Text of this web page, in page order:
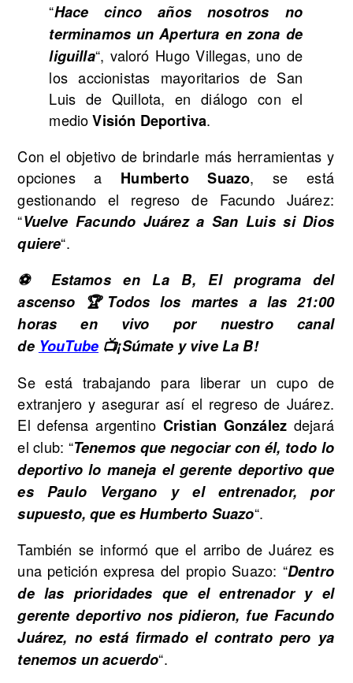
“Hace cinco años nosotros no
terminamos un Apertura en zona de
liguilla“, valoró Hugo Villegas, uno de
los accionistas mayoritarios de San
Luis de Quillota, en diálogo con el
medioVisión Deportiva.
Con el objetivo de brindarle más herramientas y
opciones a Humberto Suazo, se está
gestionando el regreso de Facundo Juárez:
“Vuelve Facundo Juárez a San Luis si Dios
quiere“.
⚽ Estamos en La B, El programa del
ascenso 🏆Todos los martes a las 21:00
horas en vivo por nuestro canal
de YouTube 📺¡Súmate y vive La B!
Se está trabajando para liberar un cupo de
extranjero y asegurar así el regreso de Juárez.
El defensa argentino Cristian González dejará
el club: “Tenemos que negociar con él, todo lo
deportivo lo maneja el gerente deportivo que
es Paulo Vergano y el entrenador, por
supuesto, que es Humberto Suazo“.
También se informó que el arribo de Juárez es
una petición expresa del propio Suazo: “Dentro
de las prioridades que el entrenador y el
gerente deportivo nos pidieron, fue Facundo
Juárez, no está firmado el contrato pero ya
tenemos un acuerdo“.